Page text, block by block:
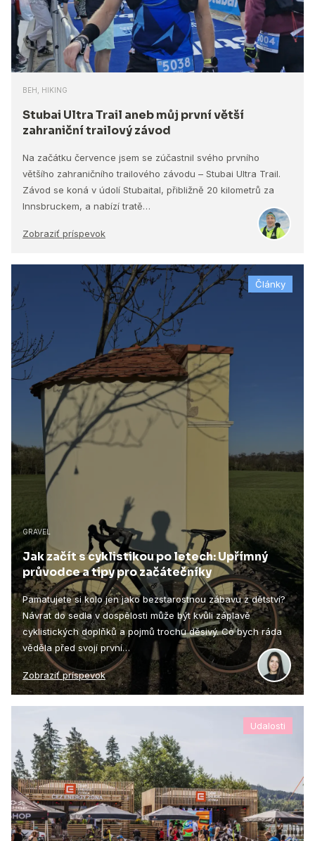
BEH, HIKING
Stubai Ultra Trail aneb můj první větší
zahraniční trailový závod
Na začátku července jsem se zúčastnil svého prvního
většího zahraničního trailového závodu – Stubai Ultra Trail.
Závod se koná v údolí Stubaital, přibližně 20 kilometrů za
Innsbruckem, a nabízí tratě…
Zobraziť príspevok
Články
GRAVEL
Jak začít s cyklistikou po letech: Upřímný
průvodce a tipy pro začátečníky
Pamatujete si kolo jen jako bezstarostnou zábavu z dětství?
Návrat do sedla v dospělosti může být kvůli záplavě
cyklistických doplňků a pojmů trochu děsivý. Co bych ráda
věděla před svojí první…
Zobraziť príspevok
Udalosti